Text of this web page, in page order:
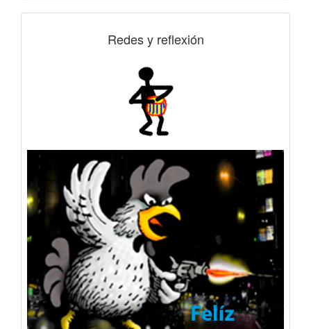
Redes y reflexión